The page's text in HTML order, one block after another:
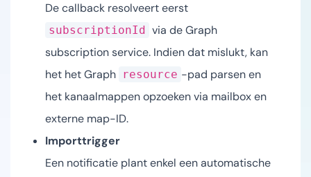
De callback resolveert eerst
subscriptionId
via de Graph
subscription service. Indien dat mislukt, kan
het het Graph resource -pad parsen en
het kanaalmappen opzoeken via mailbox en
externe map-ID.
Importtrigger
Een notificatie plant enkel een automatische